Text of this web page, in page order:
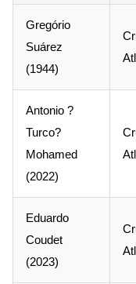
Gregório
Suárez
(1944)
Antonio ?
Turco?
Mohamed
(2022)
Eduardo
Coudet
(2023)